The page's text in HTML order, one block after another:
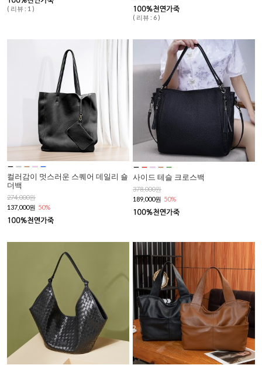
( 리뷰 : 1 )
( 리뷰 : 6 )
컬러감이 멋스러운 스퀘어 데일리 숄
더백
274,000원
137,000원 50%
사이드 테슬 크로스백
378,000원
189,000원 50%